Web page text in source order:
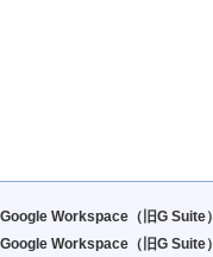
Google Workspace（旧G Suite）
Google Workspace（旧G Suite）